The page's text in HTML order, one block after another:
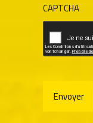
CAPTCHA